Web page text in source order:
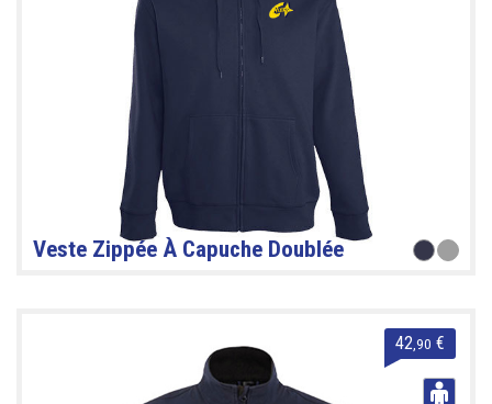
Veste Zippée À Capuche Doublée
42 ,90 €